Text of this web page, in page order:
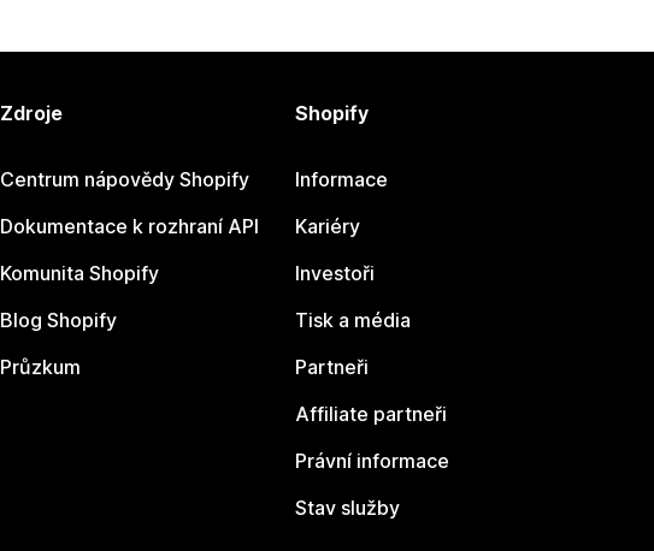
Zdroje
Centrum nápovědy Shopify
Dokumentace k rozhraní API
Komunita Shopify
Blog Shopify
Průzkum
Shopify
Informace
Kariéry
Investoři
Tisk a média
Partneři
Affiliate partneři
Právní informace
Stav služby